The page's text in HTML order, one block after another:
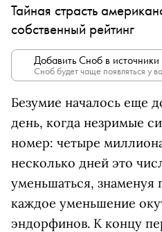
Тайная страсть
собственный рейтинг
Добавить Сноб в
Сноб будет чаще появляться у
Безумие началось еще
день, когда незримые
номер: четыре
несколько дней это
уменьшаться, знаменуя
каждое уменьшение
эндорфинов. К концу